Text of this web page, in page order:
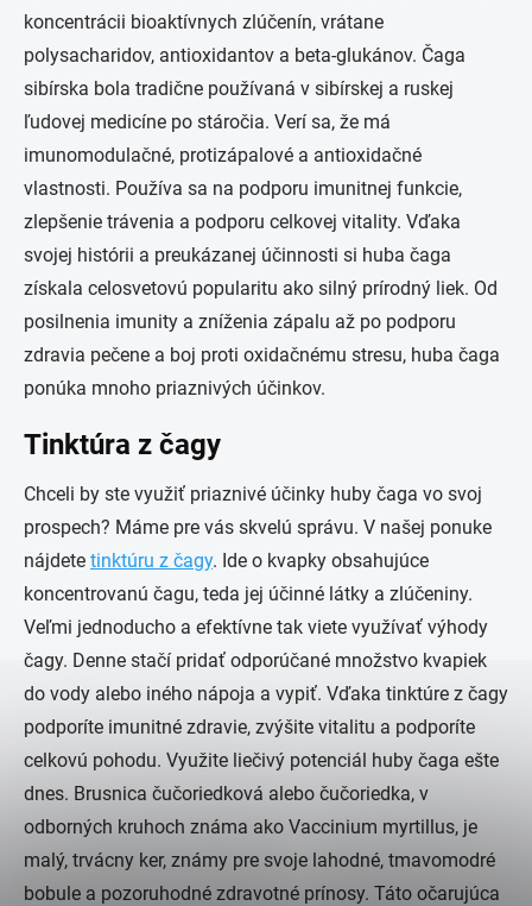
koncentrácii bioaktívnych zlúčenín, vrátane
polysacharidov, antioxidantov a beta-glukánov. Čaga
sibírska bola tradične používaná v sibírskej a ruskej
ľudovej medicíne po stáročia. Verí sa, že má
imunomodulačné, protizápalové a antioxidačné
vlastnosti. Používa sa na podporu imunitnej funkcie,
zlepšenie trávenia a podporu celkovej vitality. Vďaka
svojej histórii a preukázanej účinnosti si huba čaga
získala celosvetovú popularitu ako silný prírodný liek. Od
posilnenia imunity a zníženia zápalu až po podporu
zdravia pečene a boj proti oxidačnému stresu, huba čaga
ponúka mnoho priaznivých účinkov.
Tinktúra z čagy
Chceli by ste využiť priaznivé účinky huby čaga vo svoj
prospech? Máme pre vás skvelú správu. V našej ponuke
nájdete tinktúru z čagy. Ide o kvapky obsahujúce
koncentrovanú čagu, teda jej účinné látky a zlúčeniny.
Veľmi jednoducho a efektívne tak viete využívať výhody
čagy. Denne stačí pridať odporúčané množstvo kvapiek
do vody alebo iného nápoja a vypiť. Vďaka tinktúre z čagy
podporíte imunitné zdravie, zvýšite vitalitu a podporíte
celkovú pohodu. Využite liečivý potenciál huby čaga ešte
dnes. Brusnica čučoriedková alebo čučoriedka, v
odborných kruhoch známa ako Vaccinium myrtillus, je
malý, trvácny ker, známy pre svoje lahodné, tmavomodré
bobule a pozoruhodné zdravotné prínosy. Táto očarujúca